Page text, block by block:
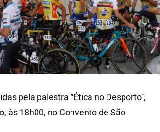
pela palestra “Ética no Desporto”,
às 18h00, no Convento de São